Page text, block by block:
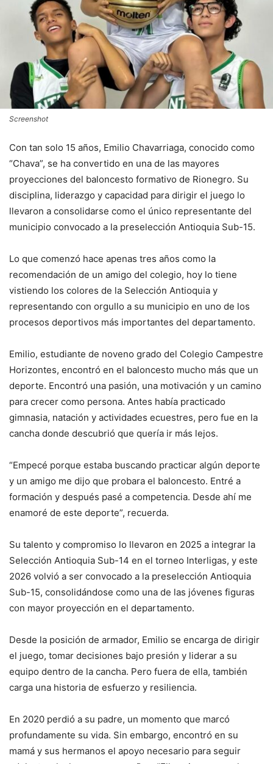
Screenshot
Con tan solo 15 años, Emilio Chavarriaga, conocido como
“Chava”, se ha convertido en una de las mayores
proyecciones del baloncesto formativo de Rionegro. Su
disciplina, liderazgo y capacidad para dirigir el juego lo
llevaron a consolidarse como el único representante del
municipio convocado a la preselección Antioquia Sub-15.
Lo que comenzó hace apenas tres años como la
recomendación de un amigo del colegio, hoy lo tiene
vistiendo los colores de la Selección Antioquia y
representando con orgullo a su municipio en uno de los
procesos deportivos más importantes del departamento.
Emilio, estudiante de noveno grado del Colegio Campestre
Horizontes, encontró en el baloncesto mucho más que un
deporte. Encontró una pasión, una motivación y un camino
para crecer como persona. Antes había practicado
gimnasia, natación y actividades ecuestres, pero fue en la
cancha donde descubrió que quería ir más lejos.
“Empecé porque estaba buscando practicar algún deporte
y un amigo me dijo que probara el baloncesto. Entré a
formación y después pasé a competencia. Desde ahí me
enamoré de este deporte”, recuerda.
Su talento y compromiso lo llevaron en 2025 a integrar la
Selección Antioquia Sub-14 en el torneo Interligas, y este
2026 volvió a ser convocado a la preselección Antioquia
Sub-15, consolidándose como una de las jóvenes figuras
con mayor proyección en el departamento.
Desde la posición de armador, Emilio se encarga de dirigir
el juego, tomar decisiones bajo presión y liderar a su
equipo dentro de la cancha. Pero fuera de ella, también
carga una historia de esfuerzo y resiliencia.
En 2020 perdió a su padre, un momento que marcó
profundamente su vida. Sin embargo, encontró en su
mamá y sus hermanos el apoyo necesario para seguir